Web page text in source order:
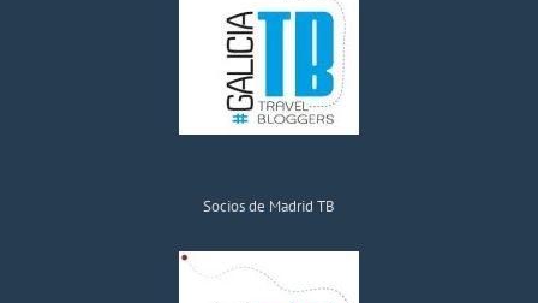
Socios de Madrid TB